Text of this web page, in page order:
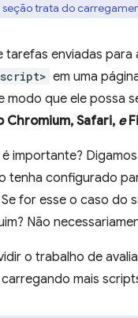
seção trata do
tarefas enviadas
em uma
modo que ele possa
Chromium, Safari, e
importante?
tenha configurado
for esse o caso do
Não
o trabalho de
mais